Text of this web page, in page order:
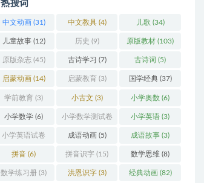
热搜词
中文动画(31) 中文教具(4) 儿歌 (34)
儿童故事(12) 历史 (9) 原版教材 (103)
原版杂志(45) 古诗学习 (7) 古诗词 (5)
启蒙动画 (14) 启蒙教育 (3) 国学经典(37)
学前教育 (3) 小古文 (3) 小学奥数 (6)
小学数学 (6) 小学数学测试卷
(5)
小学英语 (3)
小学英语试卷
(3)
成语动画(5) 成语故事 (3)
拼音 (6) 拼音识字 (15) 数学思维 (8)
数学练习册 (3) 洪恩识字(3) 经典动画(82)